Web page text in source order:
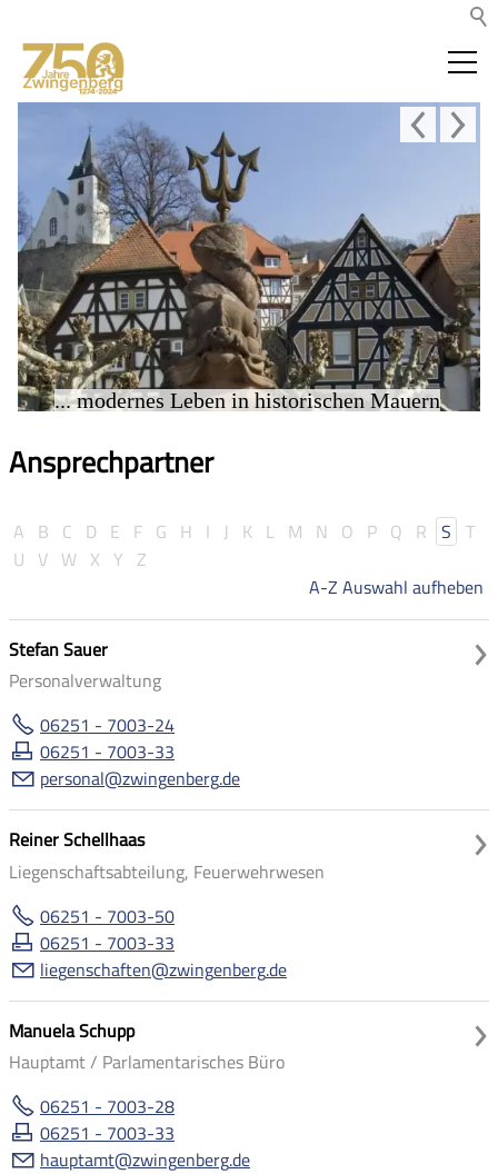
... modernes Leben in historischen Mauern
Ansprechpartner
A B C D E F G H I J K L M N O P Q R S T
U V W X Y Z
A-Z Auswahl aufheben
Stefan Sauer
Personalverwaltung
06251 - 7003-24
06251 - 7003-33
p rs n l zw ng nb rgd
Reiner Schellhaas
Liegenschaftsabteilung, Feuerwehrwesen
06251 - 7003-50
06251 - 7003-33
l g nsch ft n zw ng nb rgd
Manuela Schupp
Hauptamt / Parlamentarisches Büro
06251 - 7003-28
06251 - 7003-33
h
pt mt zw ng nb rgd